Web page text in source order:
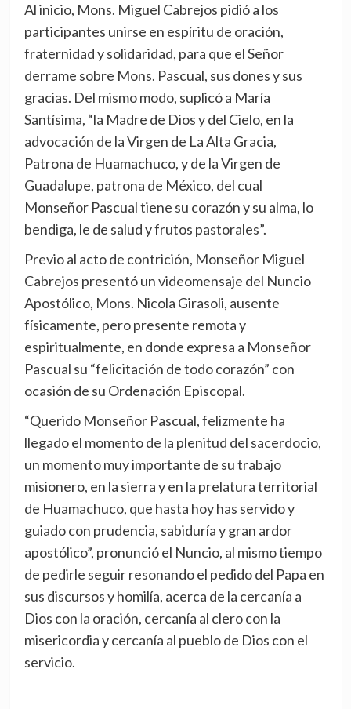
Al inicio, Mons. Miguel Cabrejos pidió a los
participantes unirse en espíritu de oración,
fraternidad y solidaridad, para que el Señor
derrame sobre Mons. Pascual, sus dones y sus
gracias. Del mismo modo, suplicó a María
Santísima, “la Madre de Dios y del Cielo, en la
advocación de la Virgen de La Alta Gracia,
Patrona de Huamachuco, y de la Virgen de
Guadalupe, patrona de México, del cual
Monseñor Pascual tiene su corazón y su alma, lo
bendiga, le de salud y frutos pastorales”.
Previo al acto de contrición, Monseñor Miguel
Cabrejos presentó un videomensaje del Nuncio
Apostólico, Mons. Nicola Girasoli, ausente
físicamente, pero presente remota y
espiritualmente, en donde expresa a Monseñor
Pascual su “felicitación de todo corazón” con
ocasión de su Ordenación Episcopal.
“Querido Monseñor Pascual, felizmente ha
llegado el momento de la plenitud del sacerdocio,
un momento muy importante de su trabajo
misionero, en la sierra y en la prelatura territorial
de Huamachuco, que hasta hoy has servido y
guiado con prudencia, sabiduría y gran ardor
apostólico”, pronunció el Nuncio, al mismo tiempo
de pedirle seguir resonando el pedido del Papa en
sus discursos y homilía, acerca de la cercanía a
Dios con la oración, cercanía al clero con la
misericordia y cercanía al pueblo de Dios con el
servicio.